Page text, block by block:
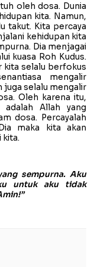
oleh dosa. Dunia
kita. Namun,
takut. Kita percaya
kehidupan kita
Dia menjagai
kuasa Roh Kudus.
kita selalu berfokus
mengalir
juga selalu mengalir
Oleh karena itu,
adalah Allah yang
dosa. Percayalah
maka kita akan
kita.
sempurna. Aku
untuk aku tidak